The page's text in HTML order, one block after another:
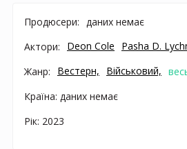
Продюсери:
даних немає
Актори:
Deon Cole
Pasha D.
Жанр:
Вестерн, Військовий,
Країна: даних немає
Рік: 2023